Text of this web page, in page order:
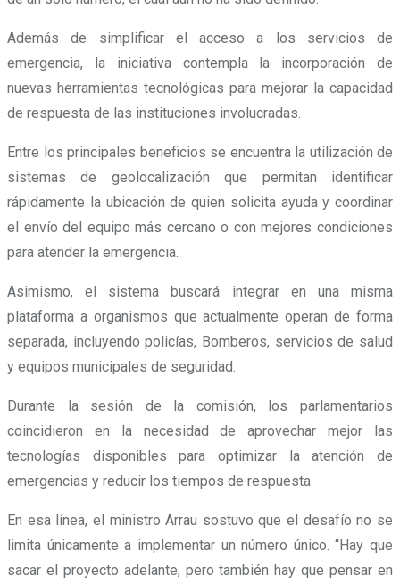
Además de simplificar el acceso a los servicios de
emergencia, la iniciativa contempla la incorporación de
nuevas herramientas tecnológicas para mejorar la capacidad
de respuesta de las instituciones involucradas.
Entre los principales beneficios se encuentra la utilización de
sistemas de geolocalización que permitan identificar
rápidamente la ubicación de quien solicita ayuda y coordinar
el envío del equipo más cercano o con mejores condiciones
para atender la emergencia.
Asimismo, el sistema buscará integrar en una misma
plataforma a organismos que actualmente operan de forma
separada, incluyendo policías, Bomberos, servicios de salud
y equipos municipales de seguridad.
Durante la sesión de la comisión, los parlamentarios
coincidieron en la necesidad de aprovechar mejor las
tecnologías disponibles para optimizar la atención de
emergencias y reducir los tiempos de respuesta.
En esa línea, el ministro Arrau sostuvo que el desafío no se
limita únicamente a implementar un número único. “Hay que
sacar el proyecto adelante, pero también hay que pensar en